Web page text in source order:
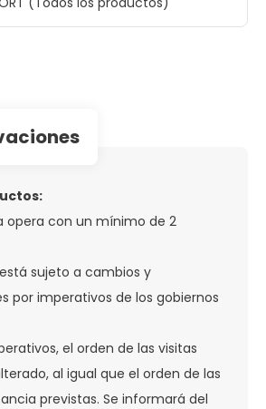
opera con un mínimo de 2
sujeto a cambios y
por imperativos de los gobiernos
el orden de las visitas
al igual que el orden de las
previstas. Se informará del